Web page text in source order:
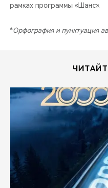
рамках программы «Шанс».
*Орфография и пунктуация